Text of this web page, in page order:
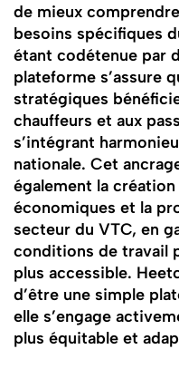
de mieux
besoins spécifiques
étant codétenue par
plateforme s’assure
stratégiques
chauffeurs et aux
s’intégrant
nationale. Cet
également la
économiques et la
secteur du VTC, en
conditions de travail
plus accessible.
d’être une simple
elle s’engage
plus équitable et